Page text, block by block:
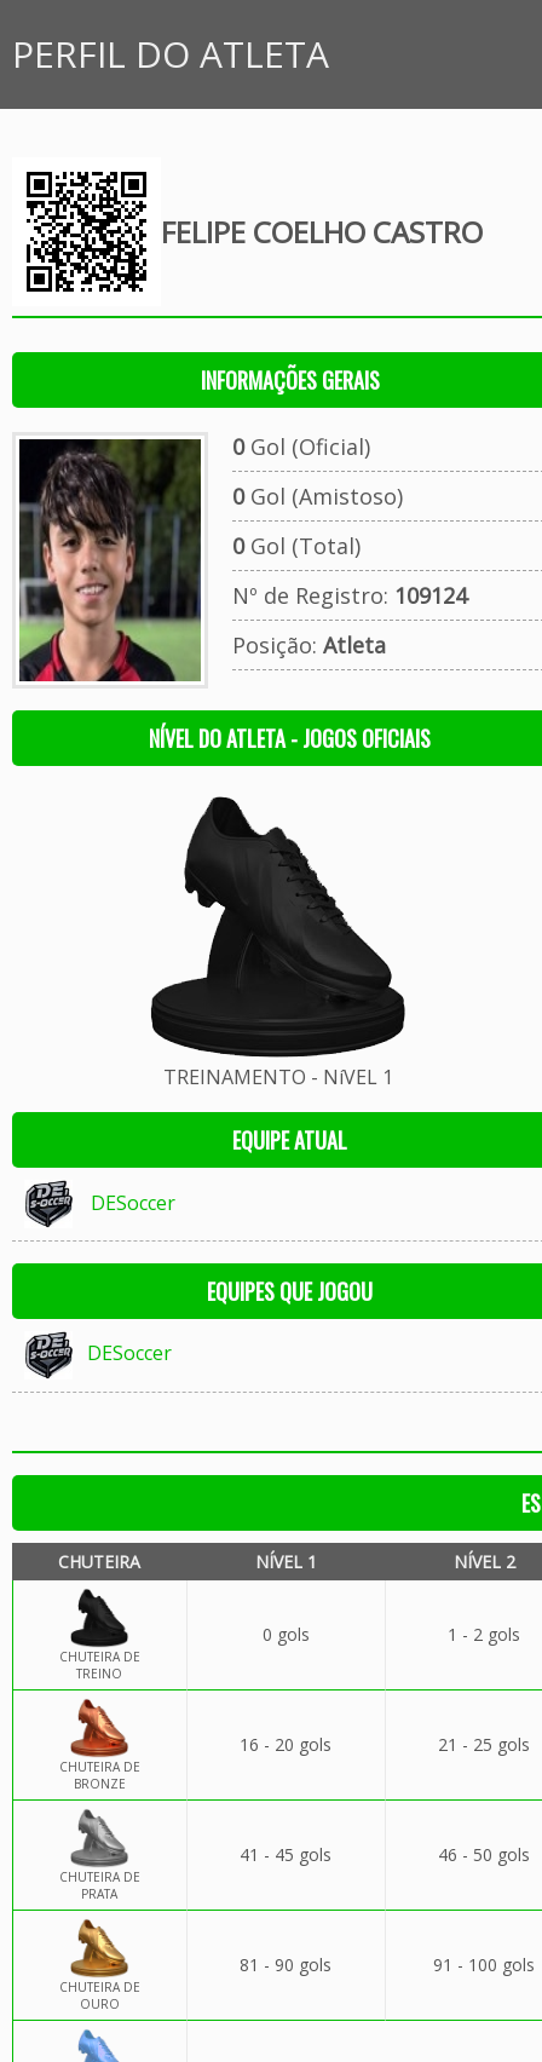
PERFIL DO ATLETA
FELIPE COELHO CASTRO
INFORMAÇÕES GERAIS
0Gol (Oficial)
0Gol (Amistoso)
0Gol (Total)
Nº de Registro: 109124
Posição: Atleta
NÍVEL DO ATLETA - JOGOS OFICIAIS
TREINAMENTO - NíVEL 1
EQUIPE ATUAL
DESoccer
EQUIPES QUE JOGOU
DESoccer
CHUTEIRA NÍVEL 1 NÍVEL 2
CHUTEIRA DE
TREINO
0 gols 1 - 2 gols
CHUTEIRA DE
BRONZE
16 - 20 gols 21 - 25 gols
CHUTEIRA DE
PRATA
41 - 45 gols 46 - 50 gols
CHUTEIRA DE
OURO
81 - 90 gols 91 - 100 gols